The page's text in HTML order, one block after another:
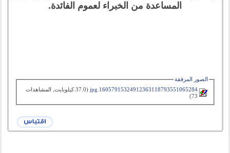
المساعدة من الخبراء لعموم الفائدة.
الصور المرفقة
16057915324912363118793551065284.jpg‏
(37.0 كيلوبايت, المشاهدات
73)